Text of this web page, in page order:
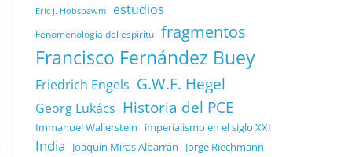
Eric J. Hobsbawm estudios
Fenomenología del espíritu fragmentos
Francisco Fernández Buey
Friedrich Engels G.W.F. Hegel
Georg Lukács Historia del PCE
Immanuel Wallerstein imperialismo en el siglo XXI
India Joaquín Miras Albarrán Jorge Riechmann